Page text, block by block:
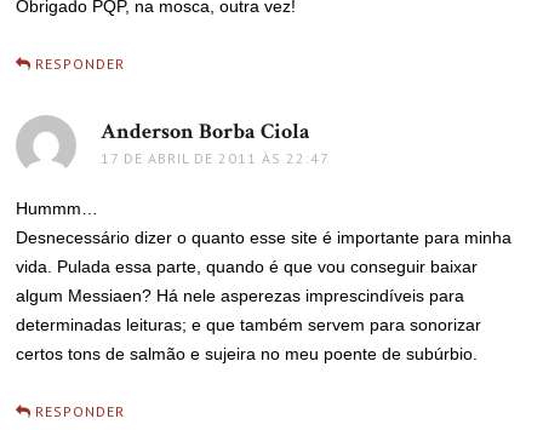
Obrigado PQP, na mosca, outra vez!
RESPONDER
Anderson Borba Ciola
17 DE ABRIL DE 2011 ÀS 22:47
Hummm…
Desnecessário dizer o quanto esse site é importante para minha
vida. Pulada essa parte, quando é que vou conseguir baixar
algum Messiaen? Há nele asperezas imprescindíveis para
determinadas leituras; e que também servem para sonorizar
certos tons de salmão e sujeira no meu poente de subúrbio.
RESPONDER